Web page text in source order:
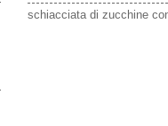
schiacciata di zucchine